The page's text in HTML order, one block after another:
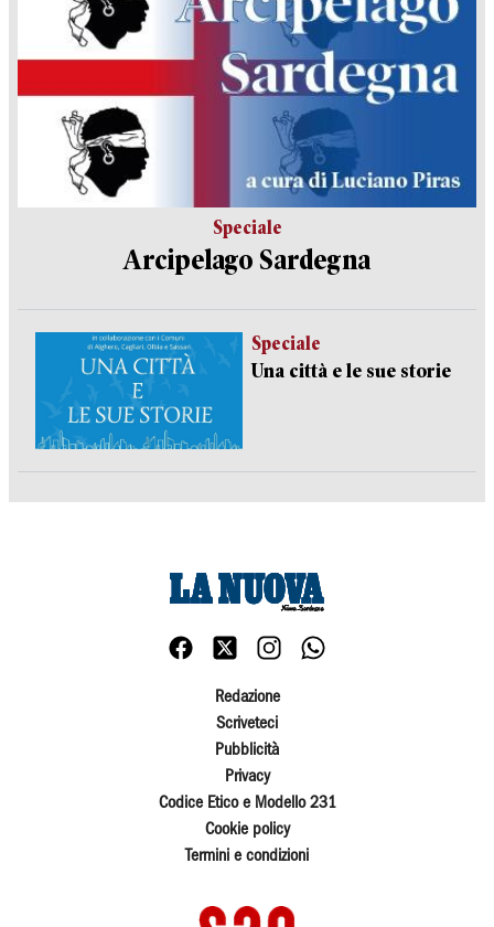
Speciale
Arcipelago Sardegna
Speciale
Una città e le sue storie
Redazione
Scriveteci
Pubblicità
Privacy
Codice Etico e Modello 231
Cookie policy
Termini e condizioni